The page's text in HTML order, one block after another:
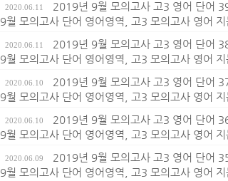
2020.06.11 2019년 9월 모의고사 고3 영어 단어
9월 모의고사 단어 영어영역, 고3 모의고사 영어
2020.06.11 2019년 9월 모의고사 고3 영어 단어
9월 모의고사 단어 영어영역, 고3 모의고사 영어
2020.06.10 2019년 9월 모의고사 고3 영어 단어
9월 모의고사 단어 영어영역, 고3 모의고사 영어
2020.06.10 2019년 9월 모의고사 고3 영어 단어
9월 모의고사 단어 영어영역, 고3 모의고사 영어
2020.06.09 2019년 9월 모의고사 고3 영어 단어
9월 모의고사 단어 영어영역, 고3 모의고사 영어